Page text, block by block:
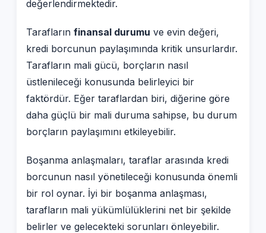
değerlendirmektedir.
Tarafların finansal durumu ve evin değeri,
kredi borcunun paylaşımında kritik unsurlardır.
Tarafların mali gücü, borçların nasıl
üstlenileceği konusunda belirleyici bir
faktördür. Eğer taraflardan biri, diğerine göre
daha güçlü bir mali duruma sahipse, bu durum
borçların paylaşımını etkileyebilir.
Boşanma anlaşmaları, taraflar arasında kredi
borcunun nasıl yönetileceği konusunda önemli
bir rol oynar. İyi bir boşanma anlaşması,
tarafların mali yükümlülüklerini net bir şekilde
belirler ve gelecekteki sorunları önleyebilir.